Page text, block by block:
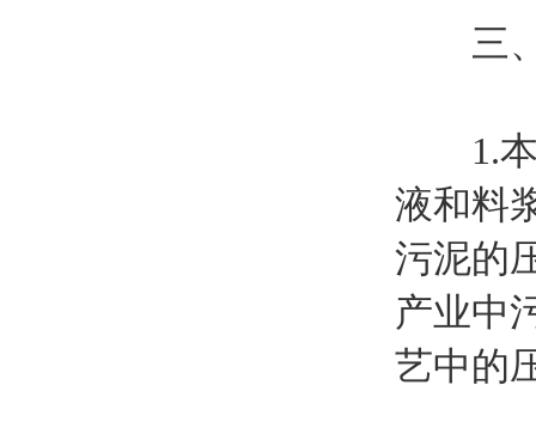
三、
1.本
液和料
污泥的
产业中
艺中的